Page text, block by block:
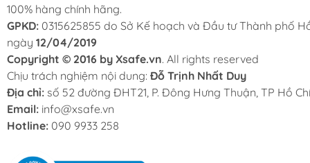
100% hàng chính hãng.
GPKD: 0315625855 do Sở Kế hoạch và Đầu tư Thành phố
ngày 12/04/2019
Copyright © 2016 by Xsafe.vn. All rights reserved
Chịu trách nghiệm nội dung: Đỗ Trịnh Nhất Duy
Địa chỉ: số 52 đường ĐHT21, P. Đông Hưng Thuận, TP Hồ
Email: info@xsafe.vn
Hotline: 090 9933 258